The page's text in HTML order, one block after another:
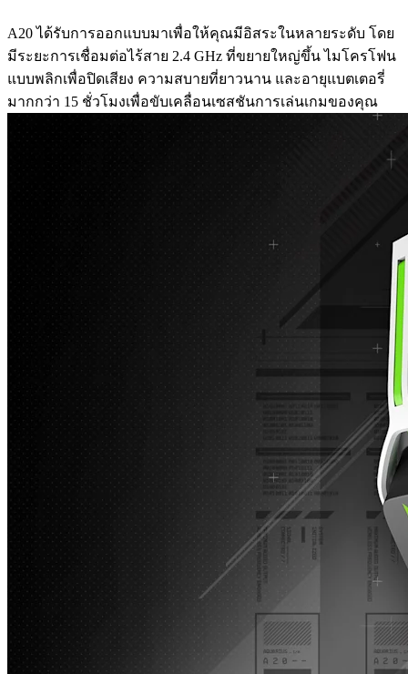
A20 ได้รับการออกแบบมาเพื่อให้คุณมีอิสระในหลายระดับ โดย
มีระยะการเชื่อมต่อไร้สาย 2.4 GHz ที่ขยายใหญ่ขึ้น ไมโครโฟน
แบบพลิกเพื่อปิดเสียง ความสบายที่ยาวนาน และอายุแบตเตอรี่
มากกว่า 15 ชั่วโมงเพื่อขับเคลื่อนเซสชันการเล่นเกมของคุณ